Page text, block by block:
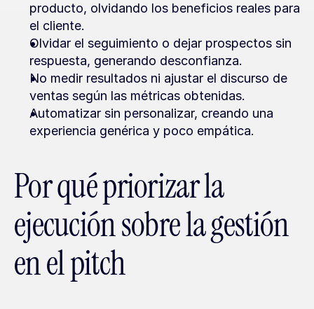
producto, olvidando los beneficios reales para
el cliente.
Olvidar el seguimiento o dejar prospectos sin
respuesta, generando desconfianza.
No medir resultados ni ajustar el discurso de
ventas según las métricas obtenidas.
Automatizar sin personalizar, creando una
experiencia genérica y poco empática.
Por qué priorizar la
ejecución sobre la gestión
en el pitch